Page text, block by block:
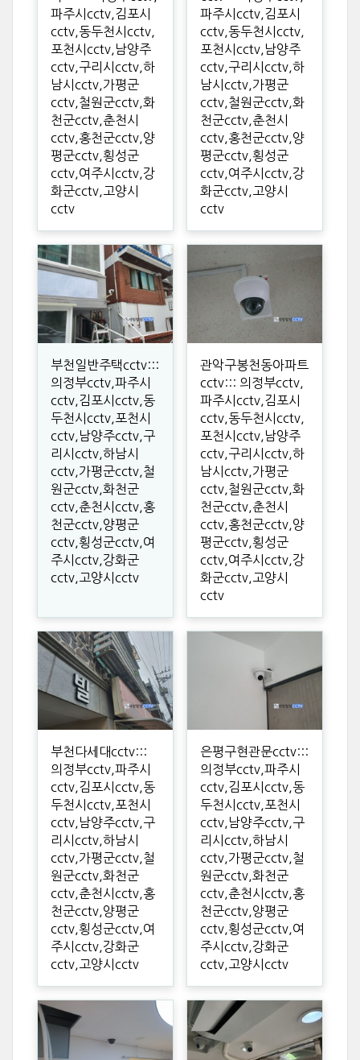
파주시cctv,김포시
cctv,동두천시cctv,
포천시cctv,남양주
cctv,구리시cctv,하
남시cctv,가평군
cctv,철원군cctv,화
천군cctv,춘천시
cctv,홍천군cctv,양
평군cctv,횡성군
cctv,여주시cctv,강
화군cctv,고양시
cctv
파주시cctv,김포시
cctv,동두천시cctv,
포천시cctv,남양주
cctv,구리시cctv,하
남시cctv,가평군
cctv,철원군cctv,화
천군cctv,춘천시
cctv,홍천군cctv,양
평군cctv,횡성군
cctv,여주시cctv,강
화군cctv,고양시
cctv
부천일반주택cctv:::
의정부cctv,파주시
cctv,김포시cctv,동
두천시cctv,포천시
cctv,남양주cctv,구
리시cctv,하남시
cctv,가평군cctv,철
원군cctv,화천군
cctv,춘천시cctv,홍
천군cctv,양평군
cctv,횡성군cctv,여
주시cctv,강화군
cctv,고양시cctv
관악구봉천동아파트
cctv::: 의정부cctv,
파주시cctv,김포시
cctv,동두천시cctv,
포천시cctv,남양주
cctv,구리시cctv,하
남시cctv,가평군
cctv,철원군cctv,화
천군cctv,춘천시
cctv,홍천군cctv,양
평군cctv,횡성군
cctv,여주시cctv,강
화군cctv,고양시
cctv
부천다세대cctv:::
의정부cctv,파주시
cctv,김포시cctv,동
두천시cctv,포천시
cctv,남양주cctv,구
리시cctv,하남시
cctv,가평군cctv,철
원군cctv,화천군
cctv,춘천시cctv,홍
천군cctv,양평군
cctv,횡성군cctv,여
주시cctv,강화군
cctv,고양시cctv
은평구현관문cctv:::
의정부cctv,파주시
cctv,김포시cctv,동
두천시cctv,포천시
cctv,남양주cctv,구
리시cctv,하남시
cctv,가평군cctv,철
원군cctv,화천군
cctv,춘천시cctv,홍
천군cctv,양평군
cctv,횡성군cctv,여
주시cctv,강화군
cctv,고양시cctv